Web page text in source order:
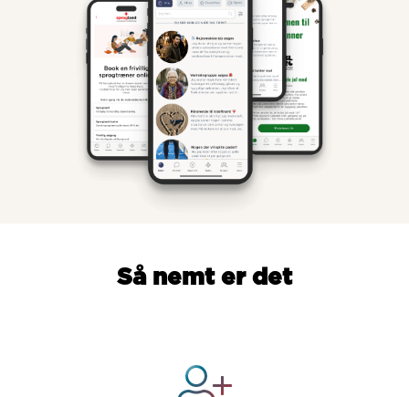
Så nemt er det